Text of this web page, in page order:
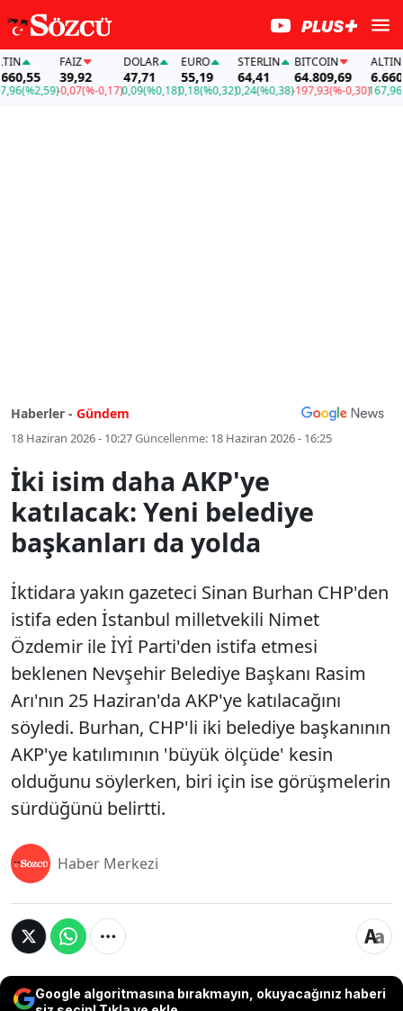
(%2,59)
FAİZ
39,92
-0,07(%-0,17)
DOLAR
47,71
0,09(%0,18)
EURO
55,19
0,18(%0,32)
STERLIN
64,41
0,24(%0,38)
BITCOIN
64.809,69
-197,93(%-0,30)
ALTIN
6.660,55
167,96
Haberler - Gündem
18 Haziran 2026 - 10:27Güncellenme: 18 Haziran 2026 - 16:25
İki isim daha AKP'ye
katılacak: Yeni belediye
başkanları da yolda
İktidara yakın gazeteci Sinan Burhan CHP'den
istifa eden İstanbul milletvekili Nimet
Özdemir ile İYİ Parti'den istifa etmesi
beklenen Nevşehir Belediye Başkanı Rasim
Arı'nın 25 Haziran'da AKP'ye katılacağını
söyledi. Burhan, CHP'li iki belediye başkanının
AKP'ye katılımının 'büyük ölçüde' kesin
olduğunu söylerken, biri için ise görüşmelerin
sürdüğünü belirtti.
Haber Merkezi
Google algoritmasına bırakmayın, okuyacağınız haberi